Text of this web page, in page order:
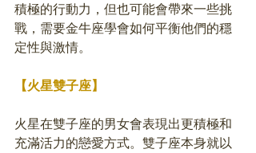
積極的行動力，但也可能會帶來一些挑
戰，需要金牛座學會如何平衡他們的穩
定性與激情。
【火星雙子座】
火星在雙子座的男女會表現出更積極和
充滿活力的戀愛方式。雙子座本身就以